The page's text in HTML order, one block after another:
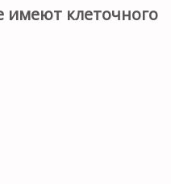
имеют клеточного